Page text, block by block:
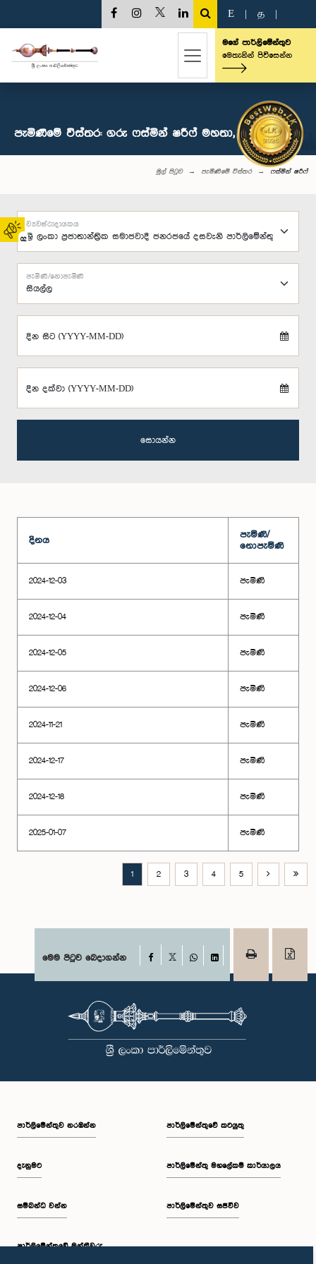
02
E த
මගේ පාර්ලිමේන්තුව
මෙතැනින් පිවිසෙන්න
පැමිණීමේ විස්තර: ගරු ෆස්මින් ෂරී‍ෆ් මහතා, පා.ම.
මුල් පිටුව පැමිණීමේ විස්තර ෆස්මින් ෂරී‍ෆ්
ව්‍යවස්ථාදායකය
පැමිණි/නොපැමිණි
දින සිට (YYYY-MM-DD)
දින දක්වා (YYYY-MM-DD)
සොයන්න
දිනය
පැමිණි/
නොපැමිණි
2024-12-03 පැමිණි
2024-12-04 පැමිණි
2024-12-05 පැමිණි
2024-12-06 පැමිණි
2024-11-21 පැමිණි
2024-12-17 පැමිණි
2024-12-18 පැමිණි
2025-01-07 පැමිණි
1 2 3 4 5
මෙම පිටුව බෙදාගන්න Facebook
WhatsAppLinkedIn
පාර්ලි‌මේන්තුව නරඹන්න
දැනුමට
සම්බන්ධ වන්න
පාර්ලි‌මේන්තුවේ මන්ත්‍රීවරු
පාර්ලිමේන්තුවේ කටයුතු
පාර්ලිමේන්තු මහලේකම් කාර්යාලය
පාර්ලිමේන්තුව සජීවීව